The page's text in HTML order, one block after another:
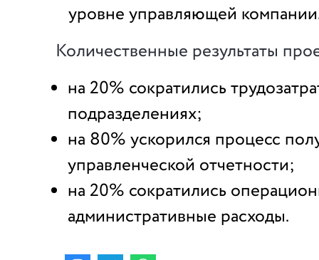
уровне управляющей
Количественные результаты
на 20% сократились
подразделениях;
на 80% ускорился процесс
управленческой отчетности;
на 20% сократились
административные расходы.